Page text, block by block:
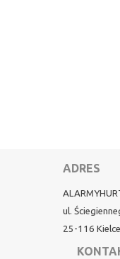
ADRES
ul.
25-116 Kielce